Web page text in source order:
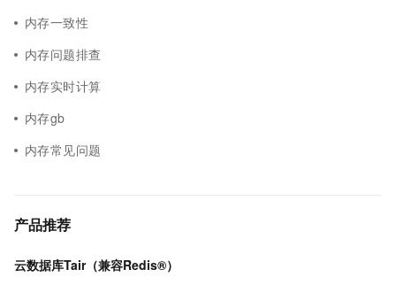
内存一致性
内存问题排查
内存实时计算
内存gb
内存常见问题
产品推荐
云数据库Tair（兼容Redis®）